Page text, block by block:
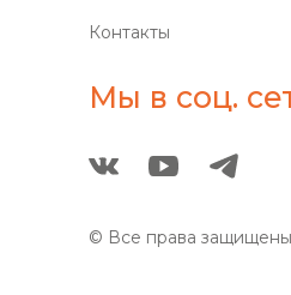
Контакты
Мы в соц.
© Все права защищены